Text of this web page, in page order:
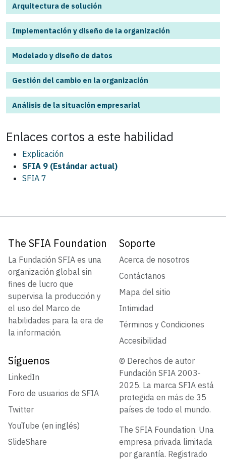
Arquitectura de solución
Implementación y diseño de la organización
Modelado y diseño de datos
Gestión del cambio en la organización
Análisis de la situación empresarial
Enlaces cortos a este habilidad
Explicación
SFIA 9 (Estándar actual)
SFIA 7
The SFIA Foundation
La Fundación SFIA es una
organización global sin
fines de lucro que
supervisa la producción y
el uso del Marco de
habilidades para la era de
la información.
Soporte
Acerca de nosotros
Contáctanos
Mapa del sitio
Intimidad
Términos y Condiciones
Accesibilidad
Síguenos
LinkedIn
Foro de usuarios de SFIA
Twitter
YouTube (en inglés)
SlideShare
© Derechos de autor
Fundación SFIA 2003-
2025. La marca SFIA está
protegida en más de 35
países de todo el mundo.
The SFIA Foundation. Una
empresa privada limitada
por garantía. Registrado